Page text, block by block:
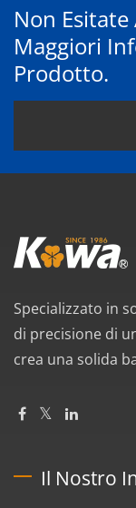
Non
Maggiori
Prodotto.
Specializzato in
di precisione di
crea una solida
Il Nostro